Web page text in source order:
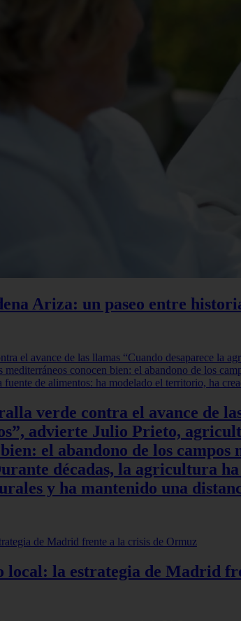
Ariza: un paseo entre
verde contra el avance de
advierte Julio Prieto,
el abandono de los
décadas, la agricultura
y ha mantenido una
local: la estrategia de Madrid